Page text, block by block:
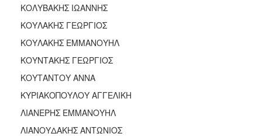
ΚΟΛΥΒΑΚΗΣ ΙΩΑΝΝΗΣ
ΚΟΥΛΑΚΗΣ ΓΕΩΡΓΙΟΣ
ΚΟΥΛΑΚΗΣ ΕΜΜΑΝΟΥΗΛ
ΚΟΥΝΤΑΚΗΣ ΓΕΩΡΓΙΟΣ
ΚΟΥΤΑΝΤΟΥ ΑΝΝΑ
ΚΥΡΙΑΚΟΠΟΥΛΟΥ ΑΓΓΕΛΙΚΗ
ΛΙΑΝΕΡΗΣ ΕΜΜΑΝΟΥΗΛ
ΛΙΑΝΟΥΔΑΚΗΣ ΑΝΤΩΝΙΟΣ